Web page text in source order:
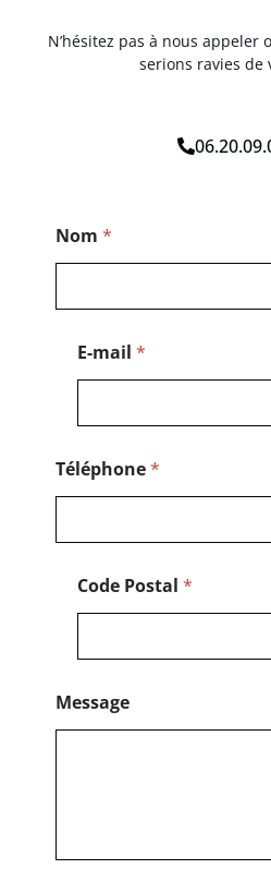
N’hésitez pas à nous appeler
serions ravies de
Nom *
E-mail *
Téléphone*
Code Postal *
Message